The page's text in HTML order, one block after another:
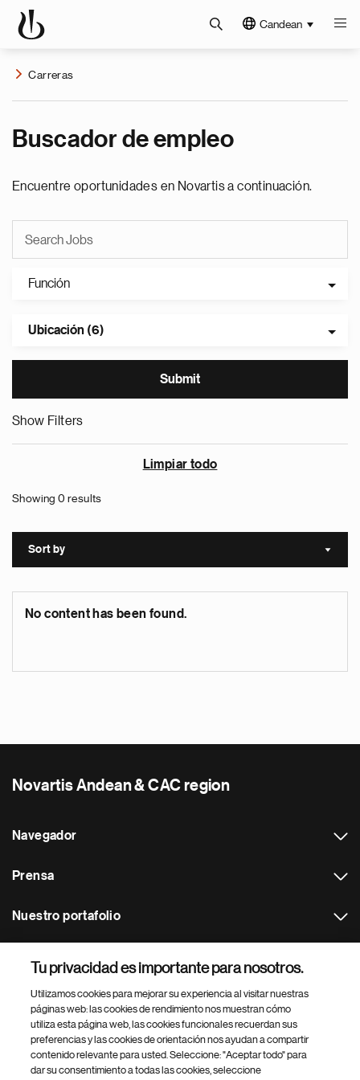
Candean
Carreras
Buscador de empleo
Encuentre oportunidades en Novartis a continuación.
Función
Ubicación (6)
Show Filters
Limpiar todo
Showing 0 results
Sort by Sort
No content has been found.
Novartis Andean & CAC region
Navegador
Prensa
Nuestro portafolio
Footer Site Search
Tu privacidad es importante para nosotros.
Utilizamos cookies para mejorar su experiencia al visitar nuestras
páginas web: las cookies de rendimiento nos muestran cómo
utiliza esta página web, las cookies funcionales recuerdan sus
preferencias y las cookies de orientación nos ayudan a compartir
contenido relevante para usted. Seleccione: "Aceptar todo" para
dar su consentimiento a todas las cookies, seleccione